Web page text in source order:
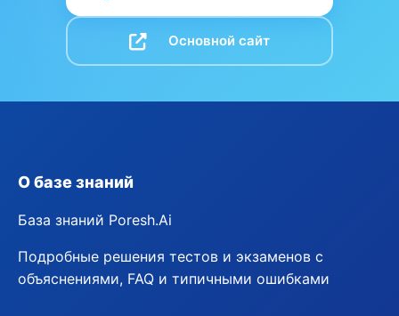
Основной сайт
О базе знаний
База знаний Poresh.Ai
Подробные решения тестов и экзаменов с
объяснениями, FAQ и типичными ошибками